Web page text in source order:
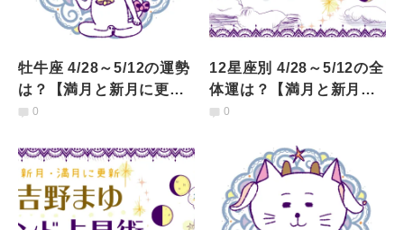
牡牛座 4/28～5/12の運勢
は？【満月と新月に更
新！インド占星術】
0
12星座別 4/28～5/12の全
体運は？【満月と新月に
更新！インド占星術】
0